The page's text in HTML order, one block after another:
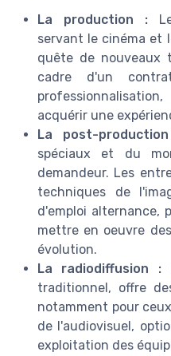
La production :
servant le cinéma et
quête de nouveaux
cadre d'un
acquérir une
La post-
spéciaux et du
demandeur. Les
techniques de
d'emploi alternance,
mettre en oeuvre
évolution.
La radiodiffusion :
traditionnel, offre
notamment pour
de l'audiovisuel,
exploitation des